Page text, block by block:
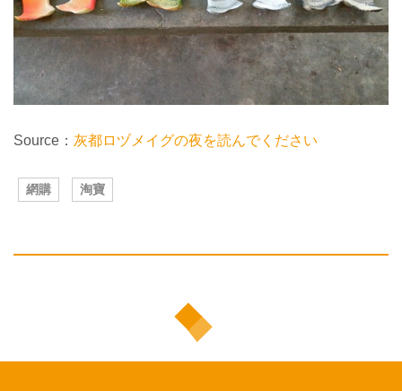
Source： 灰都ロヅメイグの夜を読んでください
網購 淘寶